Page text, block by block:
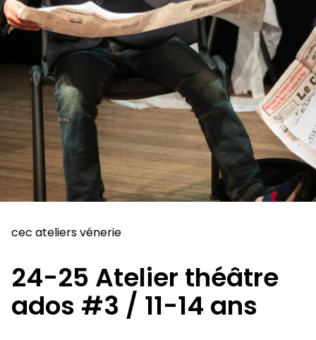
cec ateliers vénerie
24-25 Atelier théâtre
ados #3 / 11-14 ans